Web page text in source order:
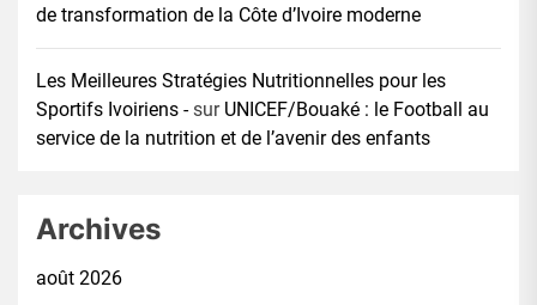
de transformation de la Côte d’Ivoire moderne
Les Meilleures Stratégies Nutritionnelles pour les
Sportifs Ivoiriens -sur UNICEF/Bouaké : le Football au
service de la nutrition et de l’avenir des enfants
Archives
août 2026